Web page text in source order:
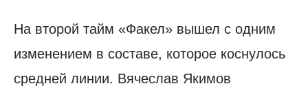
На второй тайм «Факел» вышел с одним
изменением в составе, которое коснулось
средней линии. Вячеслав Якимов